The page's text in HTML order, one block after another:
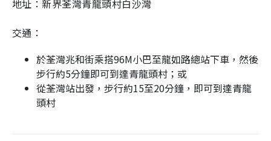
地址：新界荃灣青龍頭村白沙灣
交通：
於荃灣兆和街乘搭96M小巴至龍如路總站下車，然後
步行約5分鐘即可到達青龍頭村；或
從荃灣站出發，步行約15至20分鐘，即可到達青龍
頭村